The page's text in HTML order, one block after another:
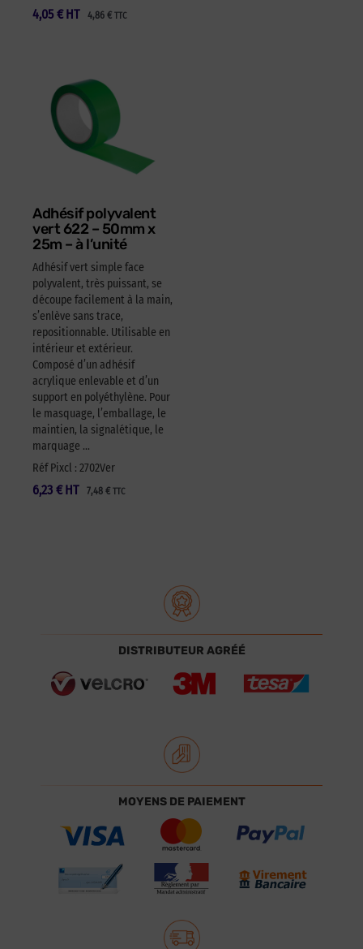
4,05 € 4,86 € TTC
HT
Adhésif polyvalent
vert 622 – 50mm x
25m – à l’unité
Adhésif vert simple face
polyvalent, très puissant, se
découpe facilement à la main,
s’enlève sans trace,
repositionnable. Utilisable en
intérieur et extérieur.
Composé d’un adhésif
acrylique enlevable et d’un
support en polyéthylène. Pour
le masquage, l’emballage, le
maintien, la signalétique, le
marquage …
Réf Pixcl : 2702Ver
6,23 € 7,48 € TTC
HT
DISTRIBUTEUR AGRÉÉ
MOYENS DE PAIEMENT